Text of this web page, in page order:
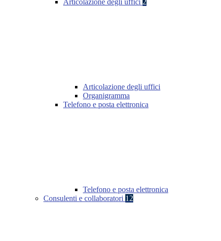
Articolazione degli uffici 2
Articolazione degli uffici
Organigramma
Telefono e posta elettronica
Telefono e posta elettronica
Consulenti e collaboratori 12